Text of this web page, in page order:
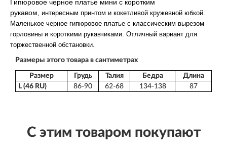
Гипюровое черное платье мини с коротким
рукавом, интересным принтом и кокетливой кружевной юбкой.
Маленькое черное гипюровое платье с классическим вырезом
горловины и короткими рукавчиками. Отличный вариант для
торжественной обстановки.
Размеры этого товара в сантиметрах
Размер Грудь Талия Бедра
Длина
L (46 RU)
86-90 62-68 134-138 87
С этим товаром покупают